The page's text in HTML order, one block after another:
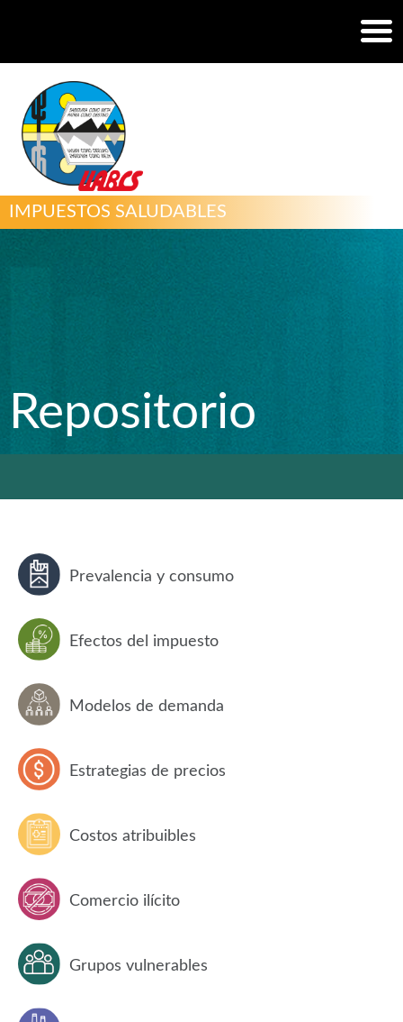
IMPUESTOS SALUDABLES
Repositorio
Prevalencia y consumo
Efectos del impuesto
Modelos de demanda
Estrategias de precios
Costos atribuibles
Comercio ilícito
Grupos vulnerables